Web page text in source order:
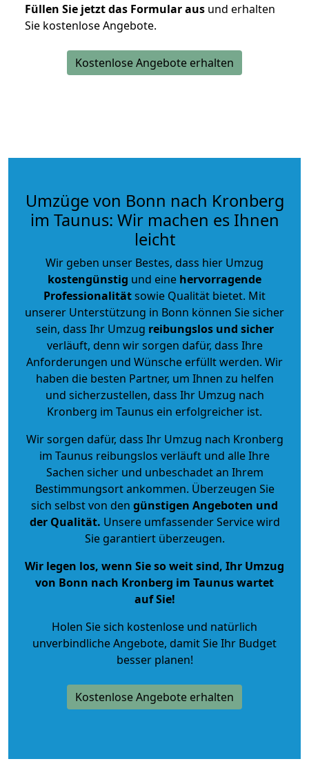
Füllen Sie jetzt das Formular aus und erhalten
Sie kostenlose Angebote.
Kostenlose Angebote erhalten
Umzüge von Bonn nach Kronberg
im Taunus: Wir machen es Ihnen
leicht
Wir geben unser Bestes, dass hier Umzug
kostengünstig und eine hervorragende
Professionalitätsowie Qualität bietet. Mit
unserer Unterstützung in Bonn können Sie sicher
sein, dass Ihr Umzug reibungslos und sicher
verläuft, denn wir sorgen dafür, dass Ihre
Anforderungen und Wünsche erfüllt werden. Wir
haben die besten Partner, um Ihnen zu helfen
und sicherzustellen, dass Ihr Umzug nach
Kronberg im Taunus ein erfolgreicher ist.
Wir sorgen dafür, dass Ihr Umzug nach Kronberg
im Taunus reibungslos verläuft und alle Ihre
Sachen sicher und unbeschadet an Ihrem
Bestimmungsort ankommen. Überzeugen Sie
sich selbst von den günstigen Angeboten und
der Qualität. Unsere umfassender Service wird
Sie garantiert überzeugen.
Wir legen los, wenn Sie so weit sind, Ihr Umzug
von Bonn nach Kronberg im Taunus wartet
auf Sie!
Holen Sie sich kostenlose und natürlich
unverbindliche Angebote, damit Sie Ihr Budget
besser planen!
Kostenlose Angebote erhalten